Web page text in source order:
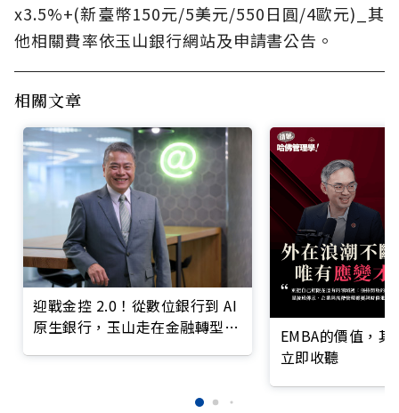
x3.5%+(新臺幣150元/5美元/550日圓/4歐元)_其
他相關費率依玉山銀行網站及申請書公告。
相關文章
迎戰金控 2.0！從數位銀行到 AI
原生銀行，玉山走在金融轉型最
EMBA的價值，
立即收聽